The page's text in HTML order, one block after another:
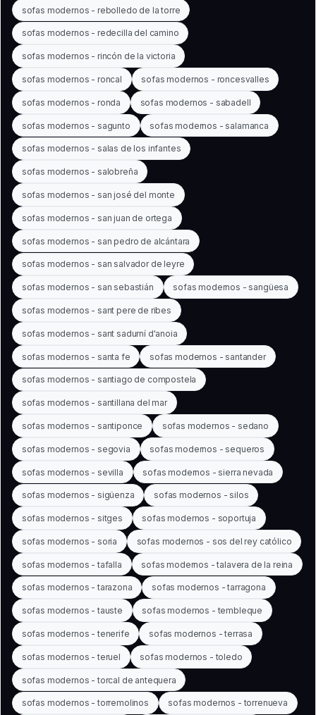
sofas modernos - rebolledo de la torre
sofas modernos - redecilla del camino
sofas modernos - rincón de la victoria
sofas modernos - roncal sofas modernos - roncesvalles
sofas modernos - ronda sofas modernos - sabadell
sofas modernos - sagunto sofas modernos - salamanca
sofas modernos - salas de los infantes
sofas modernos - salobreña
sofas modernos - san josé del monte
sofas modernos - san juan de ortega
sofas modernos - san pedro de alcántara
sofas modernos - san salvador de leyre
sofas modernos - san sebastián sofas modernos - sangüesa
sofas modernos - sant pere de ribes
sofas modernos - sant sadurní d'anoia
sofas modernos - santa fe sofas modernos - santander
sofas modernos - santiago de compostela
sofas modernos - santillana del mar
sofas modernos - santiponce sofas modernos - sedano
sofas modernos - segovia sofas modernos - sequeros
sofas modernos - sevilla sofas modernos - sierra nevada
sofas modernos - sigüenza sofas modernos - silos
sofas modernos - sitges sofas modernos - soportuja
sofas modernos - soria sofas modernos - sos del rey católico
sofas modernos - tafalla sofas modernos - talavera de la reina
sofas modernos - tarazona sofas modernos - tarragona
sofas modernos - tauste sofas modernos - tembleque
sofas modernos - tenerife sofas modernos - terrasa
sofas modernos - teruel sofas modernos - toledo
sofas modernos - torcal de antequera
sofas modernos - torremolinos sofas modernos - torrenueva